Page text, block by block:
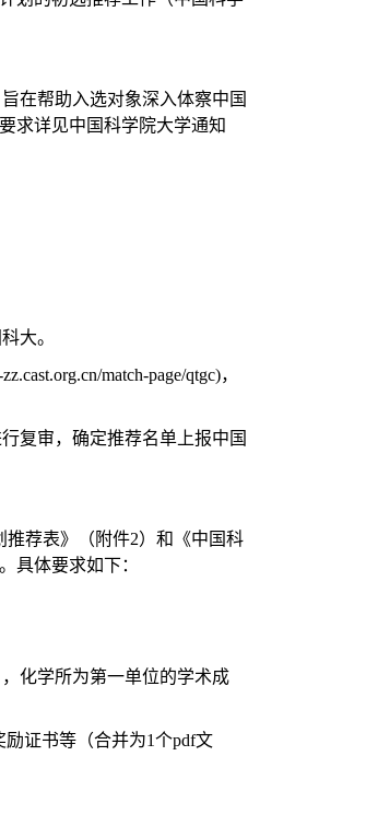
在帮助入选对象深入体察中国
求详见中国科学院大学通知
大。
match-page/qtgc)，
复审，确定推荐名单上报中国
推荐表》（附件2）和《中国科
具体要求如下：
化学所为第一单位的学术成
励证书等（合并为1个pdf文